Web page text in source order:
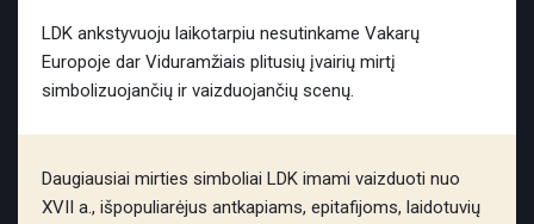
LDK ankstyvuoju laikotarpiu nesutinkame Vakarų
Europoje dar Viduramžiais plitusių įvairių mirtį
simbolizuojančių ir vaizduojančių scenų.
Daugiausiai mirties simboliai LDK imami vaizduoti nuo
XVII a., išpopuliarėjus antkapiams, epitafijoms, laidotuvių